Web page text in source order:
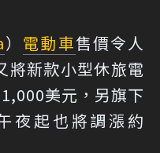
） 電動車售價令人
將新款小型休旅電
美元，另旗下
夜起也將調漲約